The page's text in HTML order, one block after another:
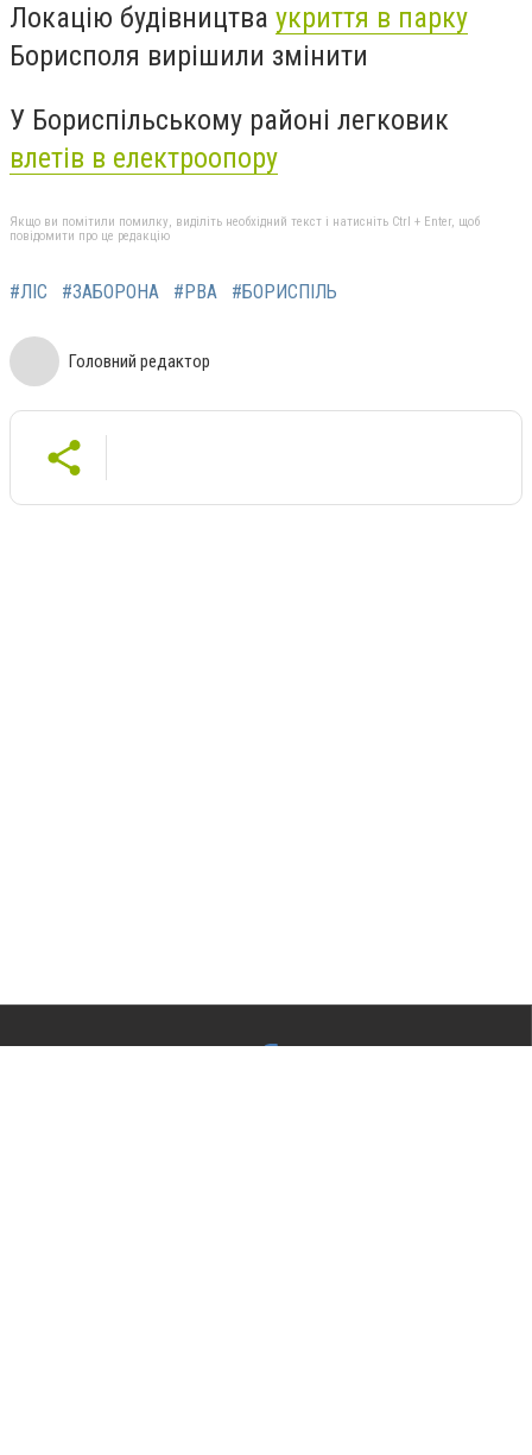
Локацію будівництва укриття в парку
Борисполя вирішили змінити
У Бориспільському районі легковик
влетів в електроопору
Якщо ви помітили помилку, виділіть необхідний текст і натисніть Ctrl + Enter, щоб
повідомити про це редакцію
#ЛІС #ЗАБОРОНА #РВА #БОРИСПІЛЬ
Головний редактор